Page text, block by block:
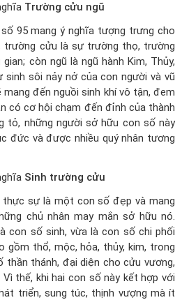
Trường cửu ngũ
95 mang ý nghĩa tượng trưng cho
trường cửu là sự trường thọ, trường
còn ngũ là ngũ hành Kim, Thủy,
sinh sôi nảy nở của con người và vũ
mang đến nguồi sinh khí vô tận, đem
có cơ hội chạm đến đỉnh của thành
tỏ, những người sở hữu con số này
đức và được nhiều quý nhân tương
Sinh trường cửu
sự là một con số đẹp và mang
chủ nhân may mắn sở hữu nó.
con số sinh, vừa là con số chi phối
gồm thổ, mộc, hỏa, thủy, kim, trong
thánh, đại diện cho cửu vương,
thế, khi hai con số này kết hợp với
triển, sung túc, thịnh vượng mà ít